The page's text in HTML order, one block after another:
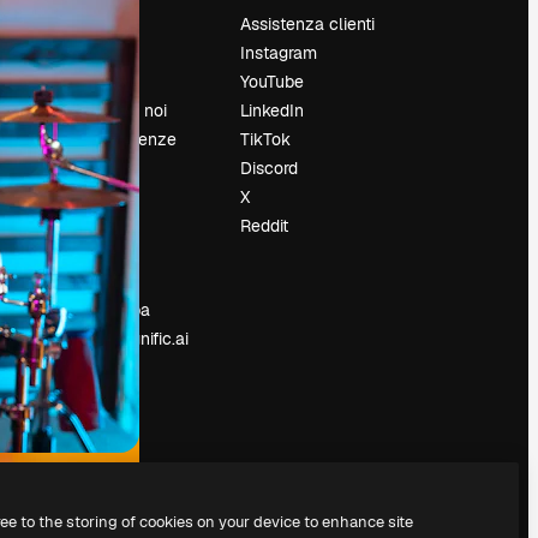
Prezzi
Chi siamo
Recensioni
Lavora con noi
Cerca tendenze
Blog
Eventi
Slidesgo
Vendi i tuoi
contenuti
Sala stampa
Cerchi magnific.ai
Assistenza clienti
Instagram
YouTube
LinkedIn
TikTok
Discord
X
Reddit
to the storing of cookies on your device to enhance site